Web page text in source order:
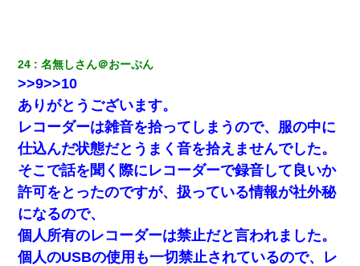
【悲報】嫁がワイのこと嫌いっぽいから単身赴任した結果
妹が嘘つきな元カレと寄りを戻してしまったという話をし
ていたら、旦那の顔が曇って雰囲気が一転。そそくさと話
を切り上げていつもより早く寝付いてしまった…｜生活｜
ワロタあんてな
24 名無しさん＠おーぷん
>>9>>10
ありがとうございます。
レコーダーは雑音を拾ってしまうので、服の中に
仕込んだ状態だとうまく音を拾えませんでした。
そこで話を聞く際にレコーダーで録音して良いか
許可をとったのですが、扱っている情報が社外秘
になるので、
個人所有のレコーダーは禁止だと言われました。
個人のUSBの使用も一切禁止されているので、レ